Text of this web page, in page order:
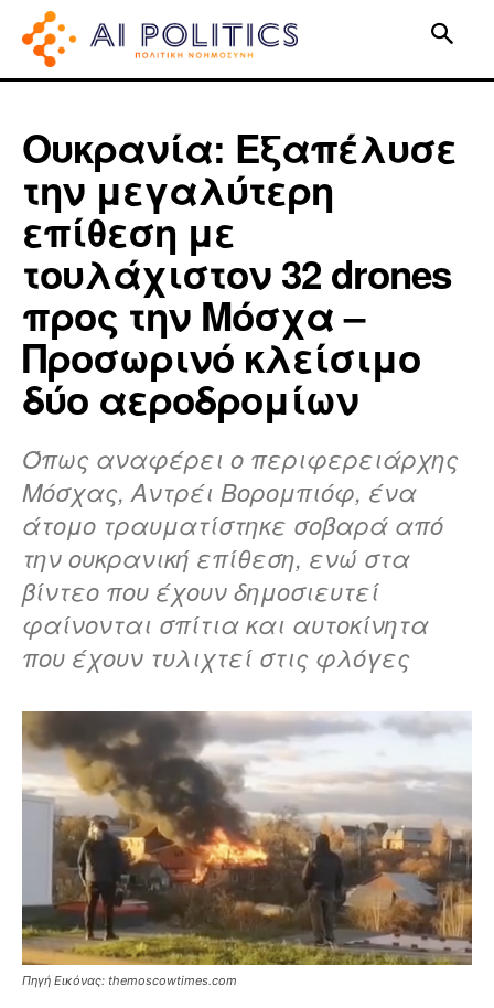
Ουκρανία: Εξαπέλυσε
την μεγαλύτερη
επίθεση με
τουλάχιστον 32 drones
προς την Μόσχα –
Προσωρινό κλείσιμο
δύο αεροδρομίων
Όπως αναφέρει ο περιφερειάρχης
Μόσχας, Αντρέι Βορομπιόφ, ένα
άτομο τραυματίστηκε σοβαρά από
την ουκρανική επίθεση, ενώ στα
βίντεο που έχουν δημοσιευτεί
φαίνονται σπίτια και αυτοκίνητα
που έχουν τυλιχτεί στις φλόγες
Πηγή Εικόνας: themoscowtimes.com